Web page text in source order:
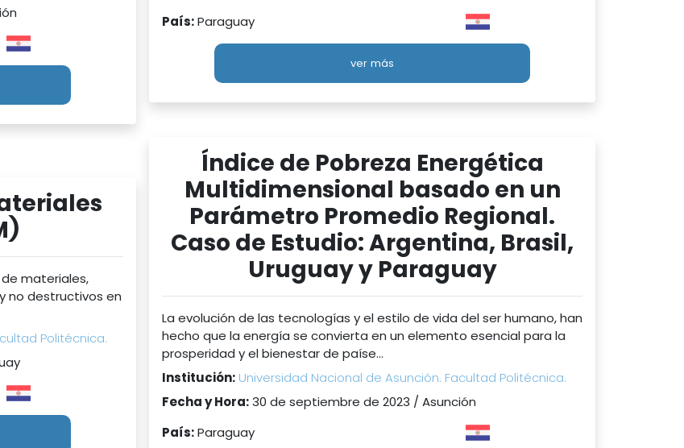
País:Paraguay
ver más
materiales,
no destructivos en
Politécnica.
Índice de Pobreza Energética
Multidimensional basado en un
Parámetro Promedio Regional.
Caso de Estudio: Argentina, Brasil,
Uruguay y Paraguay
La evolución de las tecnologías y el estilo de vida del ser humano, han
hecho que la energía se convierta en un elemento esencial para la
prosperidad y el bienestar de paíse...
Institución: Universidad Nacional de Asunción. Facultad Politécnica.
Fecha y Hora:30 de septiembre de 2023 / Asunción
País:Paraguay